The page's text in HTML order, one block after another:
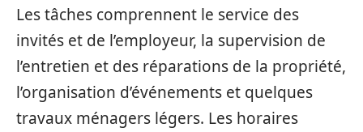
Les tâches comprennent le service des
invités et de l’employeur, la supervision de
l’entretien et des réparations de la propriété,
l’organisation d’événements et quelques
travaux ménagers légers. Les horaires